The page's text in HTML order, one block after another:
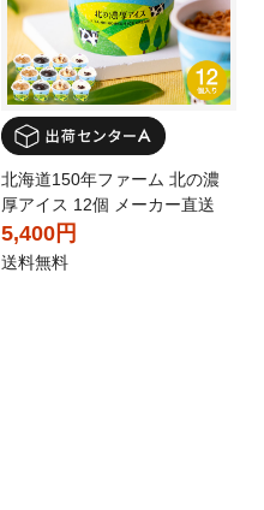
北海道150年ファーム 北の濃
厚アイス 12個 メーカー直送
5,400円
送料無料